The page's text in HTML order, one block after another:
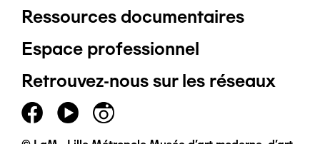
Pied
de
page
principal
Ressources documentaires
Espace professionnel
Retrouvez-nous sur les réseaux